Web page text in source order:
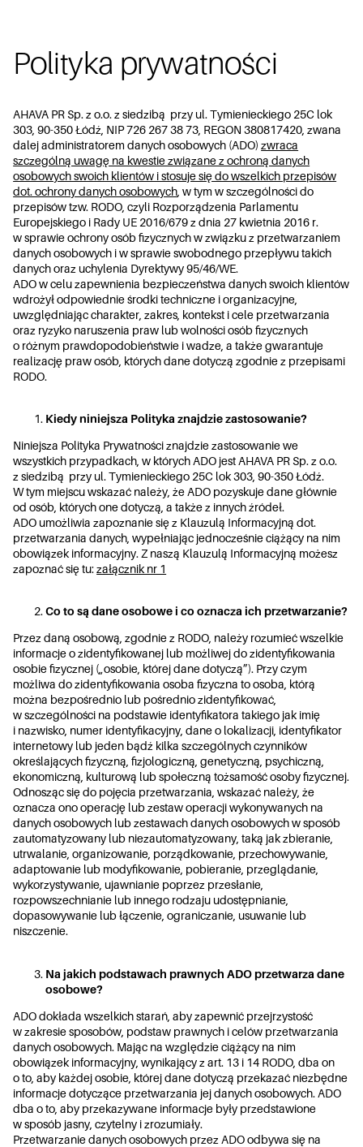
Polityka prywatności
AHAVA PR Sp. z o.o. z siedzibą przy ul. Tymienieckiego 25C lok
303, 90-350 Łódź, NIP 726 267 38 73, REGON 380817420, zwana
dalej administratorem danych osobowych (ADO)zwraca
szczególną uwagę na kwestie związane z ochroną danych
osobowych swoich klientów i stosuje się do wszelkich przepisów
dot. ochrony danych osobowych, w tym w szczególności do
przepisów tzw. RODO, czyli Rozporządzenia Parlamentu
Europejskiego i Rady UE 2016/679 z dnia 27 kwietnia 2016 r.
w sprawie ochrony osób fizycznych w związku z przetwarzaniem
danych osobowych i w sprawie swobodnego przepływu takich
danych oraz uchylenia Dyrektywy 95/46/WE.
ADO w celu zapewnienia bezpieczeństwa danych swoich klientów
wdrożył odpowiednie środki techniczne i organizacyjne,
uwzględniając charakter, zakres, kontekst i cele przetwarzania
oraz ryzyko naruszenia praw lub wolności osób fizycznych
o różnym prawdopodobieństwie i wadze, a także gwarantuje
realizację praw osób, których dane dotyczą zgodnie z przepisami
RODO.
Kiedy niniejsza Polityka znajdzie zastosowanie?
Niniejsza Polityka Prywatności znajdzie zastosowanie we
wszystkich przypadkach, w których ADO jest AHAVA PR Sp. z o.o.
z siedzibą przy ul. Tymienieckiego 25C lok 303, 90-350 Łódź.
W tym miejscu wskazać należy, że ADO pozyskuje dane głównie
od osób, których one dotyczą, a także z innych źródeł.
ADO umożliwia zapoznanie się z Klauzulą Informacyjną dot.
przetwarzania danych, wypełniając jednocześnie ciążący na nim
obowiązek informacyjny. Z naszą Klauzulą Informacyjną możesz
zapoznać się tu:załącznik nr 1
Co to są dane osobowe i co oznacza ich przetwarzanie?
Przez daną osobową, zgodnie z RODO, należy rozumieć wszelkie
informacje o zidentyfikowanej lub możliwej do zidentyfikowania
osobie fizycznej („osobie, której dane dotyczą”). Przy czym
możliwa do zidentyfikowania osoba fizyczna to osoba, którą
można bezpośrednio lub pośrednio zidentyfikować,
w szczególności na podstawie identyfikatora takiego jak imię
i nazwisko, numer identyfikacyjny, dane o lokalizacji, identyfikator
internetowy lub jeden bądź kilka szczególnych czynników
określających fizyczną, fizjologiczną, genetyczną, psychiczną,
ekonomiczną, kulturową lub społeczną tożsamość osoby fizycznej.
Odnosząc się do pojęcia przetwarzania, wskazać należy, że
oznacza ono operację lub zestaw operacji wykonywanych na
danych osobowych lub zestawach danych osobowych w sposób
zautomatyzowany lub niezautomatyzowany, taką jak zbieranie,
utrwalanie, organizowanie, porządkowanie, przechowywanie,
adaptowanie lub modyfikowanie, pobieranie, przeglądanie,
wykorzystywanie, ujawnianie poprzez przesłanie,
rozpowszechnianie lub innego rodzaju udostępnianie,
dopasowywanie lub łączenie, ograniczanie, usuwanie lub
niszczenie.
Na jakich podstawach prawnych ADO przetwarza dane
osobowe?
ADO dokłada wszelkich starań, aby zapewnić przejrzystość
w zakresie sposobów, podstaw prawnych i celów przetwarzania
danych osobowych. Mając na względzie ciążący na nim
obowiązek informacyjny, wynikający z art. 13 i 14 RODO, dba on
o to, aby każdej osobie, której dane dotyczą przekazać niezbędne
informacje dotyczące przetwarzania jej danych osobowych. ADO
dba o to, aby przekazywane informacje były przedstawione
w sposób jasny, czytelny i zrozumiały.
Przetwarzanie danych osobowych przez ADO odbywa się na